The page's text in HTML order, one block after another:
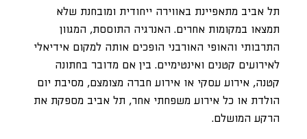
תל אביב מתאפיינת באווירה ייחודית ומובחנת שלא
תמצאו במקומות אחרים. האנרגיה התוססת, המגוון
התרבותי והאופי האורבני הופכים אותה למקום אידיאלי
לאירועים קטנים ואינטימיים. בין אם מדובר בחתונה
קטנה, אירוע עסקי או אירוע חברה מצומצם, מסיבת יום
הולדת או כל אירוע משפחתי אחר, תל אביב מספקת את
הרקע המושלם.